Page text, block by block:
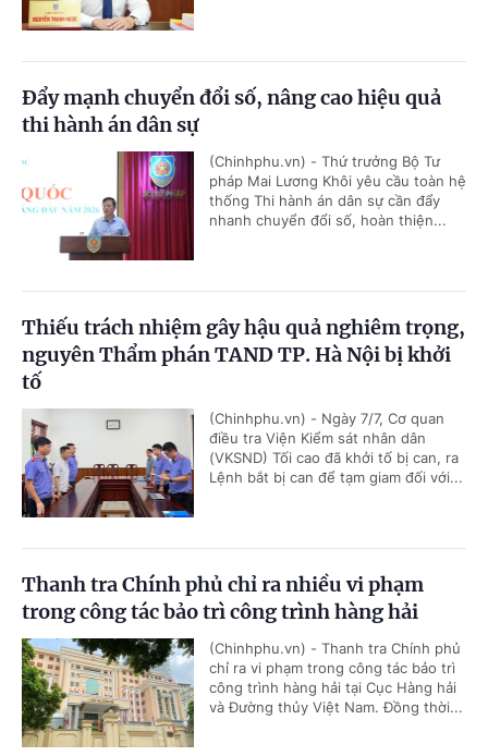
Đẩy mạnh chuyển đổi số, nâng cao hiệu quả
thi hành án dân sự
(Chinhphu.vn) - Thứ trưởng Bộ Tư
pháp Mai Lương Khôi yêu cầu toàn hệ
thống Thi hành án dân sự cần đẩy
nhanh chuyển đổi số, hoàn thiện...
Thiếu trách nhiệm gây hậu quả nghiêm trọng,
nguyên Thẩm phán TAND TP. Hà Nội bị khởi
tố
(Chinhphu.vn) - Ngày 7/7, Cơ quan
điều tra Viện Kiểm sát nhân dân
(VKSND) Tối cao đã khởi tố bị can, ra
Lệnh bắt bị can để tạm giam đối với...
Thanh tra Chính phủ chỉ ra nhiều vi phạm
trong công tác bảo trì công trình hàng hải
(Chinhphu.vn) - Thanh tra Chính phủ
chỉ ra vi phạm trong công tác bảo trì
công trình hàng hải tại Cục Hàng hải
và Đường thủy Việt Nam. Đồng thời...